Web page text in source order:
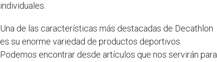
individuales.
Una de las características más destacadas de Decathlon
es su enorme variedad de productos deportivos.
Podemos encontrar desde artículos que nos servirán para